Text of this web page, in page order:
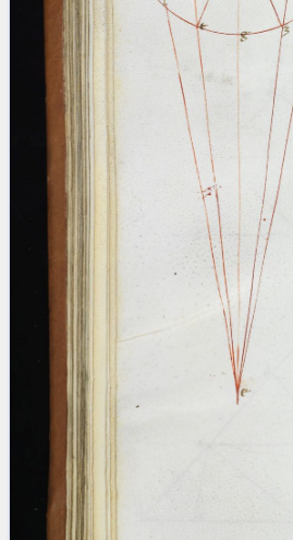
Images
Texts
beta Glossary
Resources
Licenses FAQ · Contact
· Privacy
· 2013
Print 🖨